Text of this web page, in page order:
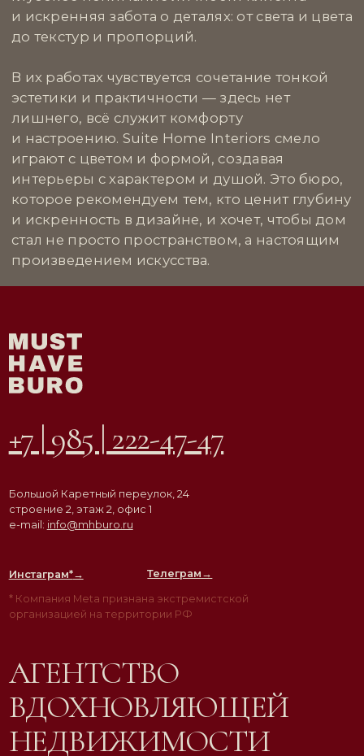
© ООО «Must Have Buro», 2026. Все права защищены
Согласие на обработку персональных данных
Разработка сайта
АГЕНТСТВО
ВДОХНОВЛЯЮЩЕЙ
НЕДВИЖИМОСТИ